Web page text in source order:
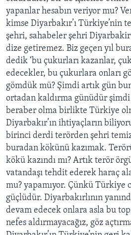
yapanlar hesabın veriyor mu?
kimse Diyarbakır’ı Türkiye’nin
şehri, sahabeler şehri
dize getiremez. Biz geçen yıl
dedik ‘bu çukurları kazanlar,
edecekler, bu çukurlara onları
gömdük mü? Şimdi artık gün
ortadan kaldırma günüdür
beraber olma birlikte Türkiye
Diyarbakır’ın ihtiyaçların
birinci derdi terörden şehri
buradan kökünü kazımak.
kökü kazındı mı? Artık terör
vatandaşı tehdit ederek haraç
mu? yapamıyor. Çünkü
güçlüdür. Diyarbakırlının
devam edecek onlara asla bu
nefes aldırmayacağız, göz